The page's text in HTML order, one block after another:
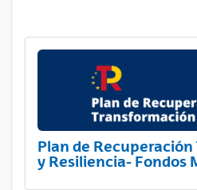
Plan de
y Resiliencia- Fondos